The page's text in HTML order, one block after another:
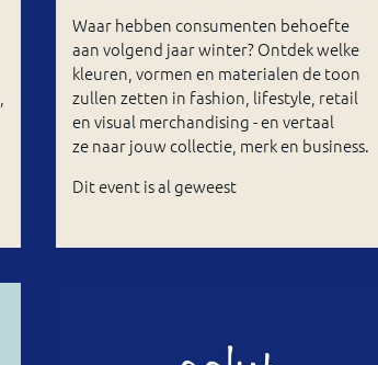
Waar hebben consumenten behoefte
aan volgend jaar winter? Ontdek welke
kleuren, vormen en materialen de toon
zullen zetten in fashion, lifestyle, retail
en visual merchandising - en vertaal
ze naar jouw collectie, merk en business.
Dit event is al geweest